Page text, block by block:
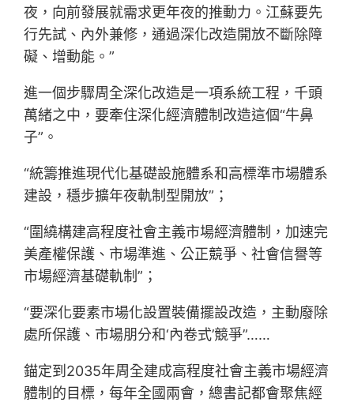
夜，向前發展就需求更年夜的推動力。江蘇要先
行先試、內外兼修，通過深化改造開放不斷除障
礙、增動能。”
進一個步驟周全深化改造是一項系統工程，千頭
萬緒之中，要牽住深化經濟體制改造這個“牛鼻
子”。
“統籌推進現代化基礎設施體系和高標準市場體系
建設，穩步擴年夜軌制型開放”；
“圍繞構建高程度社會主義市場經濟體制，加速完
美產權保護、市場準進、公正競爭、社會信譽等
市場經濟基礎軌制”；
“要深化要素市場化設置裝備擺設改造，主動廢除
處所保護、市場朋分和‘內卷式’競爭”……
錨定到2035年周全建成高程度社會主義市場經濟
體制的目標，每年全國兩會，總書記都會聚焦經